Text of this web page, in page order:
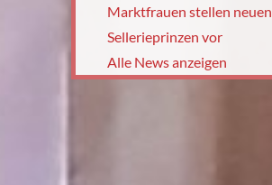
Marktfrauen stellen neuen
Sellerieprinzen vor
Alle News anzeigen